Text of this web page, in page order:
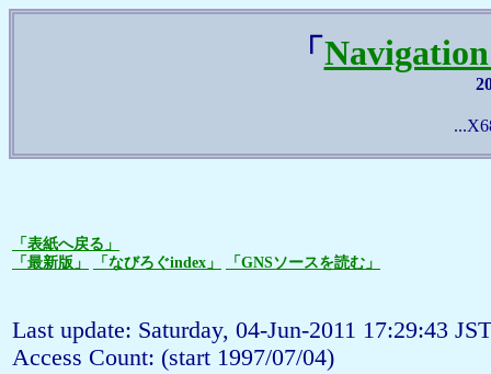
「
「表紙へ戻る」
「最新版」
「なびろぐindex」 「GNSソースを読む」
Last update: Saturday, 04-Jun-2011 17:29:43 JST
Access Count: (start 1997/07/04)